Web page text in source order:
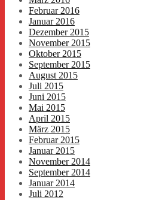
Februar 2016
Januar 2016
Dezember 2015
November 2015
Oktober 2015
September 2015
August 2015
Juli 2015
Juni 2015
Mai 2015
April 2015
März 2015
Februar 2015
Januar 2015
November 2014
September 2014
Januar 2014
Juli 2012